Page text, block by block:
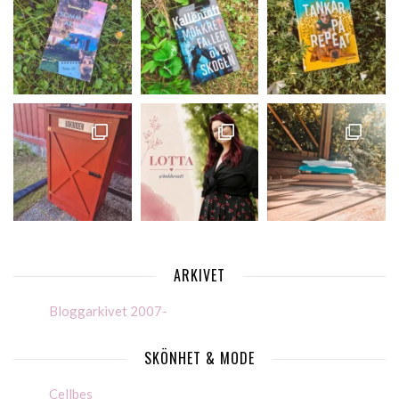
ARKIVET
Bloggarkivet 2007-
SKÖNHET & MODE
Cellbes